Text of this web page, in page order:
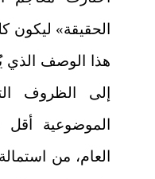
هذا الوصف الذي
إلى الظروف
الموضوعية
العام، من